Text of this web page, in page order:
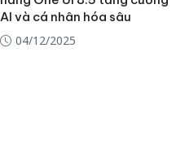
AI và cá nhân hóa sâu
04/12/2025